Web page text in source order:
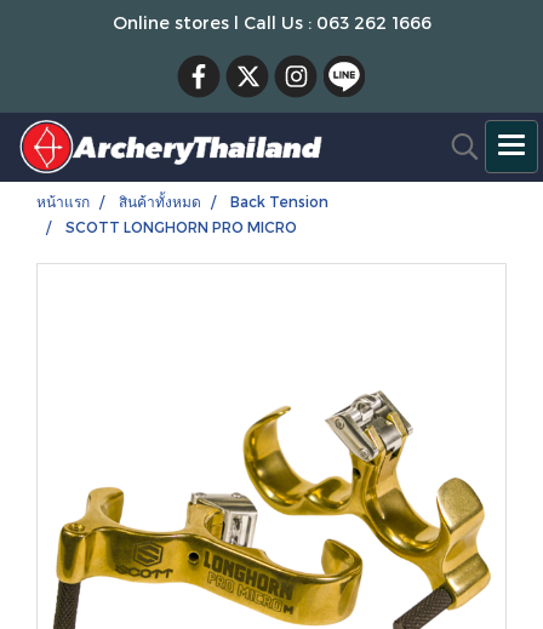
Online stores l Call Us : 063 262 1666
หน้าแรก สินค้าทั้งหมด
Back Tension
SCOTT LONGHORN PRO MICRO